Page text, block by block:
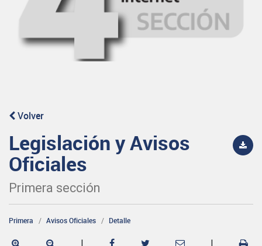
Volver
Legislación y Avisos
Oficiales
Primera sección
Primera Avisos Oficiales Detalle
| |